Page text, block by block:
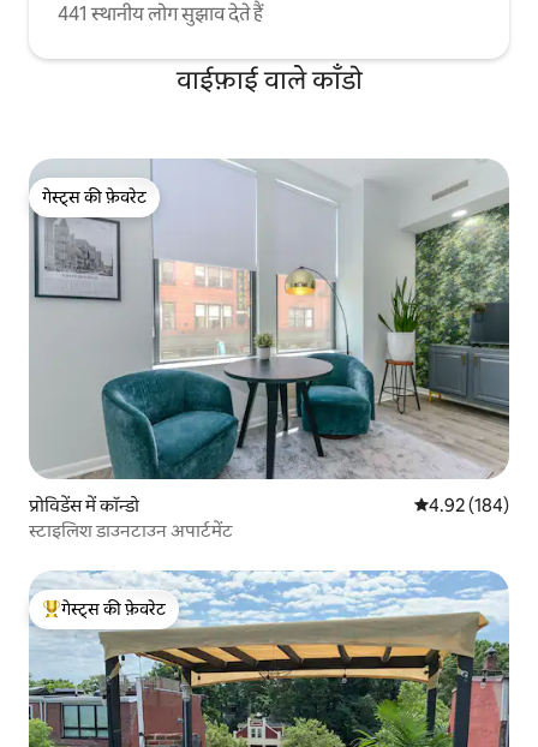
441 स्थानीय लोग सुझाव देते हैं
वाईफ़ाई वाले काँडो
गेस्ट्स की फ़ेवरेट
गेस्ट्स की फ़ेवरेट
प्रोविडेंस में कॉन्डो औसत रेटिंग 5 में से
4.92 (184)
स्टाइलिश डाउनटाउन अपार्टमेंट
गेस्ट्स का टॉप फ़ेवरेट
गेस्ट्स की फ़ेवरेट